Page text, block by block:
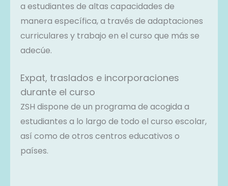
a estudiantes de altas capacidades de
manera específica, a través de adaptaciones
curriculares y trabajo en el curso que más se
adecúe.
Expat, traslados e incorporaciones
durante el curso
ZSH dispone de un programa de acogida a
estudiantes a lo largo de todo el curso escolar,
así como de otros centros educativos o
países.